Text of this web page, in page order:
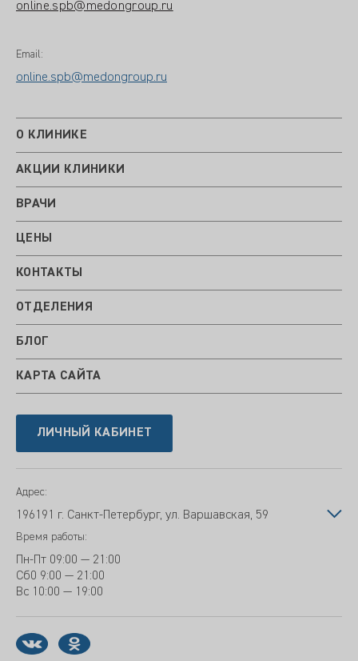
online.spb@medongroup.ru
Email:
online.spb@medongroup.ru
О КЛИНИКЕ
АКЦИИ КЛИНИКИ
ВРАЧИ
ЦЕНЫ
КОНТАКТЫ
ОТДЕЛЕНИЯ
БЛОГ
КАРТА САЙТА
ЛИЧНЫЙ КАБИНЕТ
Адрес:
196191 г. Санкт-Петербург, ул. Варшавская, 59
Время работы:
Пн-Пт 09:00 — 21:00
Сб0 9:00 — 21:00
Вс 10:00 — 19:00